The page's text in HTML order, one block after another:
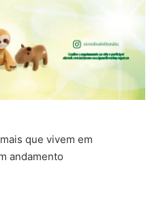
que vivem em
andamento